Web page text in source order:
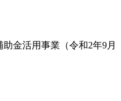
金活用事業（令和2年9月